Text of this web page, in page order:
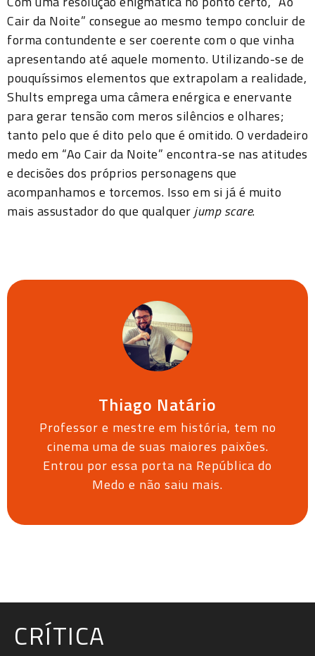
Cair da Noite” consegue ao mesmo tempo concluir de
forma contundente e ser coerente com o que vinha
apresentando até aquele momento. Utilizando-se de
pouquíssimos elementos que extrapolam a realidade,
Shults emprega uma câmera enérgica e enervante
para gerar tensão com meros silêncios e olhares;
tanto pelo que é dito pelo que é omitido. O verdadeiro
medo em “Ao Cair da Noite” encontra-se nas atitudes
e decisões dos próprios personagens que
acompanhamos e torcemos. Isso em si já é muito
mais assustador do que qualquer jump scare.
Thiago Natário
Professor e mestre em história, tem no
cinema uma de suas maiores paixões.
Entrou por essa porta na República do
Medo e não saiu mais.
CRÍTICA